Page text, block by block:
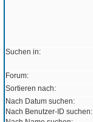
Suchen in:
Forum:
Sortieren nach:
Nach Datum suchen:
Nach Benutzer-ID suchen: